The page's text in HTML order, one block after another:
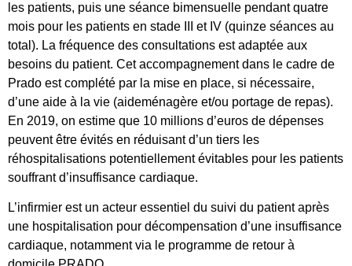
les patients, puis une séance bimensuelle pendant quatre
mois pour les patients en stade III et IV (quinze séances au
total). La fréquence des consultations est adaptée aux
besoins du patient. Cet accompagnement dans le cadre de
Prado est complété par la mise en place, si nécessaire,
d’une aide à la vie (aideménagère et/ou portage de repas).
En 2019, on estime que 10 millions d’euros de dépenses
peuvent être évités en réduisant d’un tiers les
réhospitalisations potentiellement évitables pour les patients
souffrant d’insuffisance cardiaque.
L’infirmier est un acteur essentiel du suivi du patient après
une hospitalisation pour décompensation d’une insuffisance
cardiaque, notamment via le programme de retour à